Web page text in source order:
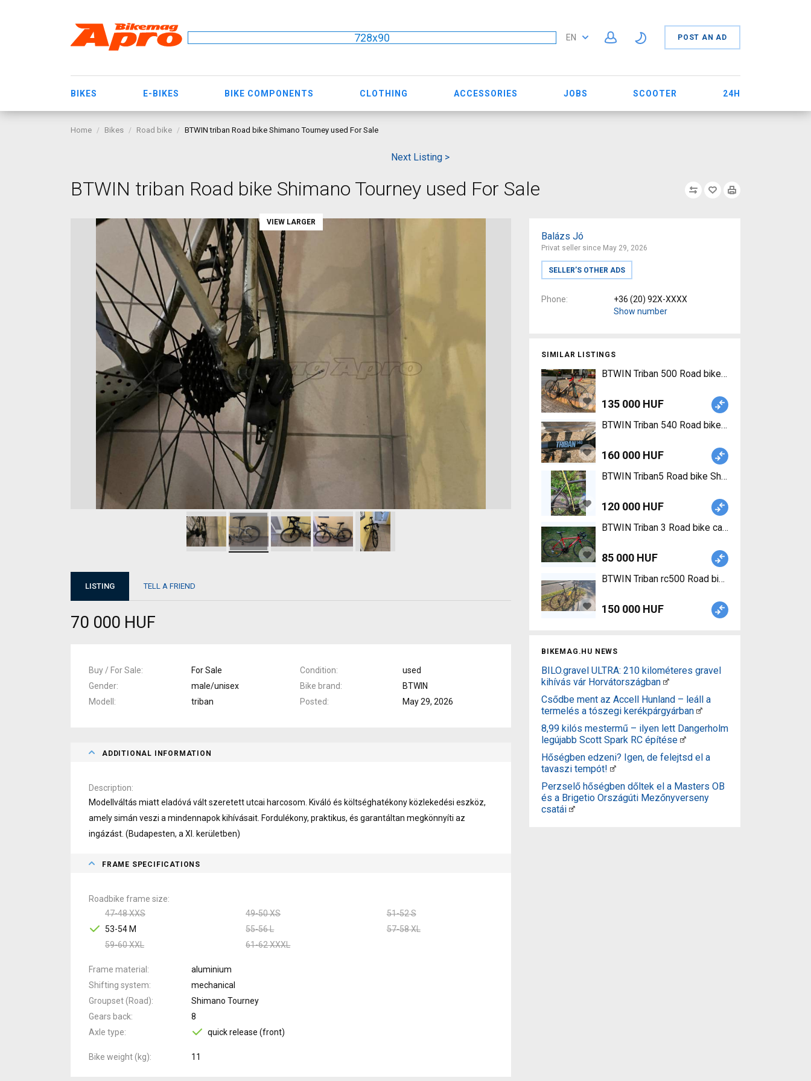
728x90 EN POST AN AD
BIKES E-BIKES BIKE COMPONENTS CLOTHING ACCESSORIES JOBS SCOOTER 24H
Home Bikes Road bike BTWIN triban Road bike Shimano Tourney used For Sale
Next Listing >
BTWIN triban Road bike Shimano Tourney used For Sale
Balázs Jó
Privat seller since May 29, 2026
SELLER’S OTHER ADS
Phone
+36 (20) 92X-XXXX
Show number
SIMILAR LISTINGS
BTWIN Triban 500 Road bike _Other calliper
135 000 HUF
BTWIN Triban 540 Road bike Shimano 105 Di2
160 000 HUF
BTWIN Triban5 Road bike Shimano Sora calliper
120 000 HUF
BTWIN Triban 3 Road bike calliper brake used For
85 000 HUF
BTWIN Triban rc500 Road bike V-brake used For
150 000 HUF
BIKEMAG.HU NEWS
BILO.gravel ULTRA: 210 kilométeres gravel
kihívás vár Horvátországban
Csődbe ment az Accell Hunland – leáll a
termelés a tószegi kerékpárgyárban
8,99 kilós mestermű – ilyen lett Dangerholm
legújabb Scott Spark RC építése
Hőségben edzeni? Igen, de felejtsd el a
tavaszi tempót!
Perzselő hőségben dőltek el a Masters OB
és a Brigetio Országúti Mezőnyverseny
csatái
VIEW LARGER
LISTING TELL A FRIEND
70 000 HUF
Buy / For Sale For Sale Condition
used
Gender
male/unisex Bike brand
BTWIN
Modell
triban Posted May 29, 2026
ADDITIONAL INFORMATION
Description
Modellváltás miatt eladóvá vált szeretett utcai harcosom. Kiváló és költséghatékony közlekedési eszköz,
amely simán veszi a mindennapok kihívásait. Fordulékony, praktikus, és garantáltan megkönnyíti az
ingázást. (Budapesten, a XI. kerületben)
FRAME SPECIFICATIONS
Roadbike frame size
47-48 XXS
49-50 XS
51-52 S
53-54 M
55-56 L
57-58 XL
59-60 XXL
61-62 XXXL
Frame material
aluminium
Shifting system
mechanical
Groupset (Road)
Shimano Tourney
Gears back
8
Axle type
quick release (front)
Bike weight (kg) 11